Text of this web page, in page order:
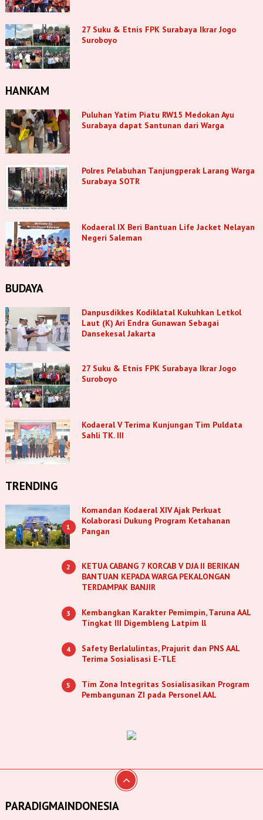
27 Suku & Etnis FPK Surabaya Ikrar Jogo
Suroboyo
HANKAM
Puluhan Yatim Piatu RW15 Medokan Ayu
Surabaya dapat Santunan dari Warga
Polres Pelabuhan Tanjungperak Larang Warga
Surabaya SOTR
Kodaeral IX Beri Bantuan Life Jacket Nelayan
Negeri Saleman
BUDAYA
Danpusdikkes Kodiklatal Kukuhkan Letkol
Laut (K) Ari Endra Gunawan Sebagai
Dansekesal Jakarta
27 Suku & Etnis FPK Surabaya Ikrar Jogo
Suroboyo
Kodaeral V Terima Kunjungan Tim Puldata
Sahli TK. III
TRENDING
1
Komandan Kodaeral XIV Ajak Perkuat
Kolaborasi Dukung Program Ketahanan
Pangan
2
KETUA CABANG 7 KORCAB V DJA II BERIKAN
BANTUAN KEPADA WARGA PEKALONGAN
TERDAMPAK BANJIR
3
Kembangkan Karakter Pemimpin, Taruna AAL
Tingkat III Digembleng Latpim ll
4
Safety Berlalulintas, Prajurit dan PNS AAL
Terima Sosialisasi E-TLE
5
Tim Zona Integritas Sosialisasikan Program
Pembangunan ZI pada Personel AAL
PARADIGMAINDONESIA